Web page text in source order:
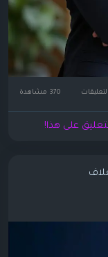
على هذا!